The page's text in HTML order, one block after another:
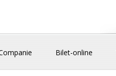
Bilet-online